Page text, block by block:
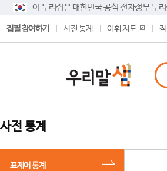
이 누리집은 대한민국 공식 전자정부 누
집필 참여하기 사전 통계 어휘 지도
사전 통계
표제어 통계